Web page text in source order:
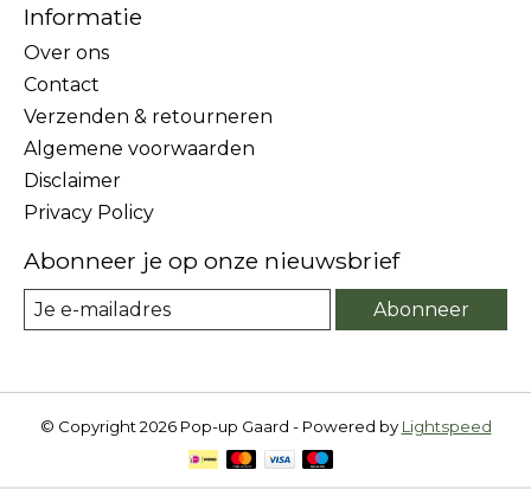
Informatie
Over ons
Contact
Verzenden & retourneren
Algemene voorwaarden
Disclaimer
Privacy Policy
Abonneer je op onze nieuwsbrief
Abonneer
© Copyright 2026 Pop-up Gaard - Powered by Lightspeed